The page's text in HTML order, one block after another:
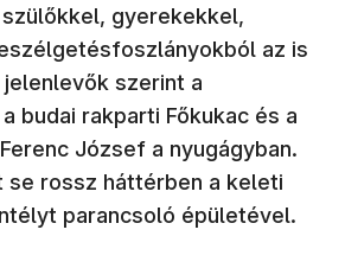
gyerekekkel,
az is
szerint a
a budai rakparti Főkukac és a
József a nyugágyban.
se rossz háttérben a keleti
parancsoló épületével.